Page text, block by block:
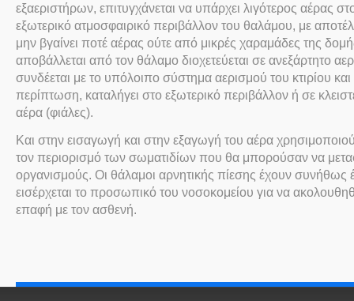
εξαεριστήρων, επιτυγχάνεται να υπάρχει λιγότερος αέρας
εξωτερικό ατμοσφαιρικό περιβάλλον του θαλάμου, με
μην βγαίνει ποτέ αέρας ούτε από μικρές χαραμάδες της
αποβάλλεται από τον θάλαμο διοχετεύεται σε ανεξάρτητο
συνδέεται με το υπόλοιπο σύστημα αερισμού του κτιρίου
περίπτωση, καταλήγει στο εξωτερικό περιβάλλον ή σε
αέρα (φιάλες).
Και στην εισαγωγή και στην εξαγωγή του αέρα
τον περιορισμό των σωματιδίων που θα μπορούσαν να
οργανισμούς. Οι θάλαμοι αρνητικής πίεσης έχουν
εισέρχεται το προσωπικό του νοσοκομείου για να
επαφή με τον ασθενή.